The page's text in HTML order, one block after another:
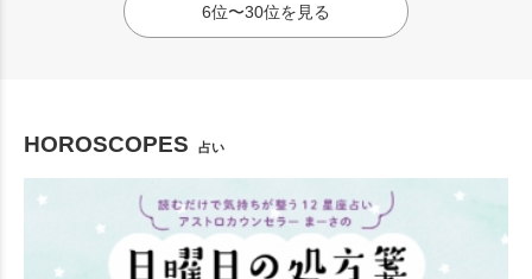
6位〜30位を見る
HOROSCOPES 占い